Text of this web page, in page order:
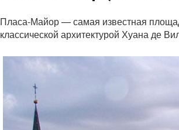
Пласа-Майор — самая известная
классической архитектурой Хуана де